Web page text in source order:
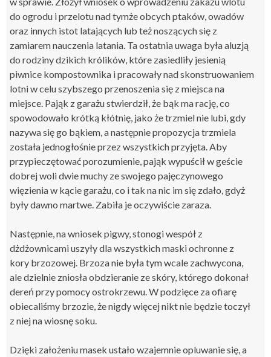
do ogrodu i przelotu nad tymże obcych ptaków, owadów
oraz innych istot latających lub też noszących się z
zamiarem nauczenia latania. Ta ostatnia uwaga była aluzją
do rodziny dzikich królików, które zasiedliły jesienią
piwnice kompostownika i pracowały nad skonstruowaniem
lotni w celu szybszego przenoszenia się z miejsca na
miejsce. Pająk z garażu stwierdził, że bąk ma rację, co
spowodowało krótką kłótnię, jako że trzmiel nie lubi, gdy
nazywa się go bąkiem, a następnie propozycja trzmiela
została jednogłośnie przez wszystkich przyjęta. Aby
przypieczętować porozumienie, pająk wypuścił w geście
dobrej woli dwie muchy ze swojego pajęczynowego
więzienia w kącie garażu, co i tak na nic im się zdało, gdyż
były dawno martwe. Zabiła je oczywiście zaraza.
Następnie, na wniosek pigwy, stonogi wespół z
dżdżownicami uszyły dla wszystkich maski ochronne z
kory brzozowej. Brzoza nie była tym wcale zachwycona,
ale dzielnie zniosła obdzieranie ze skóry, którego dokonał
dereń przy pomocy ostrokrzewu. W podzięce za ofiarę
obiecaliśmy brzozie, że nigdy więcej nikt nie będzie toczył
z niej na wiosnę soku.
Dzięki założeniu masek ustało wzajemnie opluwanie się, a